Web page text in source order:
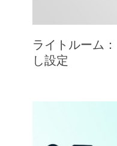
ライトルーム
し設定